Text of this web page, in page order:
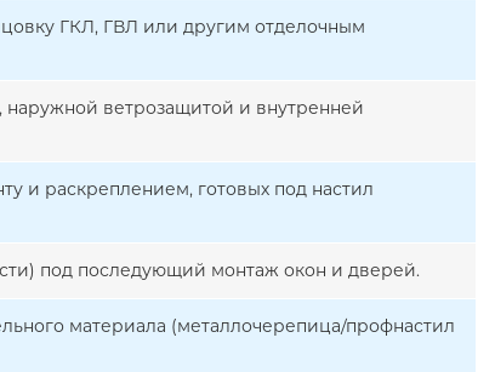
ГКЛ, ГВЛ или другим отделочным
наружной ветрозащитой и внутренней
и раскреплением, готовых под настил
под последующий монтаж окон и дверей.
материала (металлочерепица/профнастил